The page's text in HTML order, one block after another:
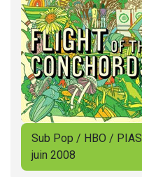
Sub Pop / HBO / PIAS
juin 2008